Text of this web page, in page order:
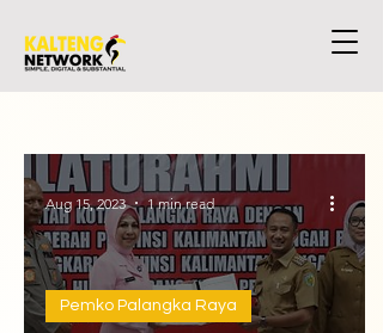
Pemko Palangka Raya
Aug 15, 2023 1 min read